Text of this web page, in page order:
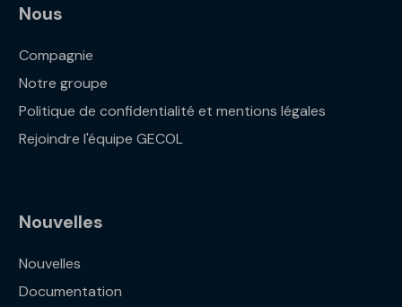
Nous
Compagnie
Notre groupe
Politique de confidentialité et mentions légales
Rejoindre l'équipe GECOL
Nouvelles
Nouvelles
Documentation